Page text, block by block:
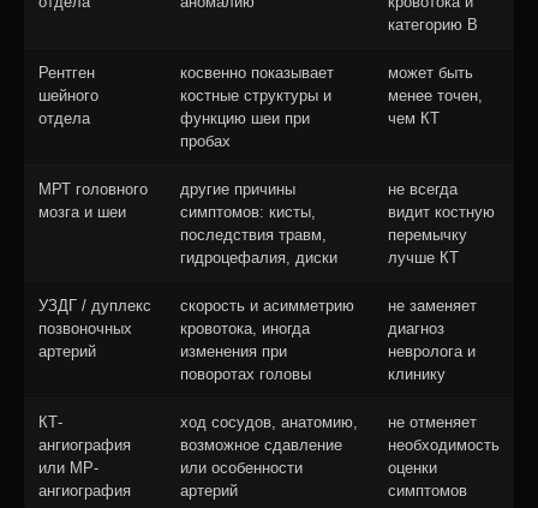
категорию В
Рентген
шейного
отдела
косвенно показывает
костные структуры и
функцию шеи при
пробах
может быть
менее точен,
чем КТ
МРТ головного
мозга и шеи
другие причины
симптомов: кисты,
последствия травм,
гидроцефалия, диски
не всегда
видит костную
перемычку
лучше КТ
УЗДГ / дуплекс
позвоночных
артерий
скорость и асимметрию
кровотока, иногда
изменения при
поворотах головы
не заменяет
диагноз
невролога и
клинику
КТ-
ангиография
или МР-
ангиография
ход сосудов, анатомию,
возможное сдавление
или особенности
артерий
не отменяет
необходимость
оценки
симптомов